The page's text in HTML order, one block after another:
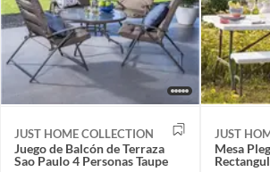
JUST HOME COLLECTION
Juego de Balcón de Terraza
Sao Paulo 4 Personas Taupe
JUST
Mesa